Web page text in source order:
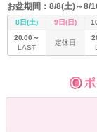
ダーツは1時間投げ放
だし、疲れたら女の
間に感じちゃうはず。
方、仕事帰りや学校
ちゃってください！
お盆期間：8/8(土)～8/
8日(土) 9日(日)
20:00～
LAST
定休日